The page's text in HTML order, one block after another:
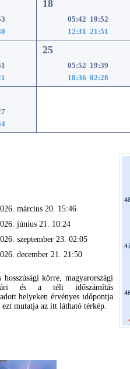
18
05:42 19:52
12:31 21:51
25
05:52 19:39
18:36 02:28
március 20. 15:46
június 21. 10:24
szeptember 23. 02:05
december 21. 21:50
körre, magyarországi
és a téli időszámítás
helyeken érvényes időpontja
mutatja az itt látható térkép.